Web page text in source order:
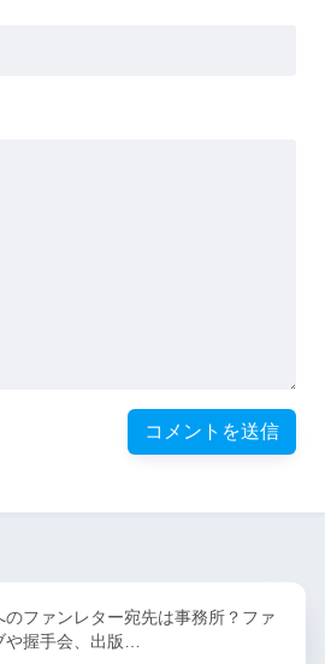
のファンレター宛先は事務所？ファ
や握手会、出版…